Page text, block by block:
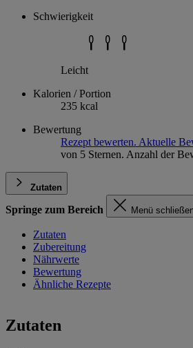
Schwierigkeit
Leicht
Kalorien / Portion
235 kcal
Bewertung
Rezept bewerten. Aktuelle
von 5 Sternen. Anzahl der
Zutaten
Springe zum Bereich Menü
Zutaten
Zubereitung
Nährwerte
Bewertung
Ähnliche Rezepte
Zutaten